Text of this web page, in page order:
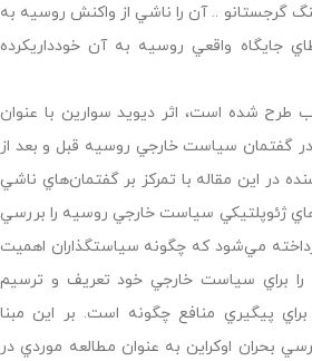
گرجستانو .. آن را ناشي از واكنش روسيه به
جايگاه واقعي روسيه به آن خودداريكرده
طرح شده است، اثر ديويد سوارين با عنوان
گفتمان سياست خارجي روسيه قبل و بعد از
در اين مقاله با تمركز بر گفتمان‌هاي ناشي
ژئوپلتيكي سياست خارجي روسيه را بررسي
مي‌شود كه چگونه سياستگذاران اهميت
براي سياست خارجي خود تعريف و ترسيم
پيگيري منافع چگونه است. بر اين مبنا
بحران اوكراين به عنوان مطالعه موردي در